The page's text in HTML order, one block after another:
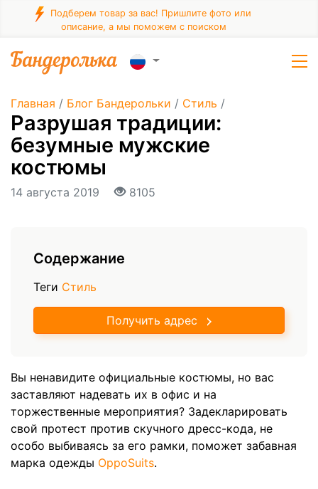
Подберем товар за вас! Пришлите фото или
описание, а мы поможем с поиском
Главная / Блог Бандерольки / Стиль /
Разрушая традиции:
безумные мужские
костюмы
14 августа 2019 8105
Содержание
Теги Стиль
Получить адрес
Вы ненавидите официальные костюмы, но вас
заставляют надевать их в офис и на
торжественные мероприятия? Задекларировать
свой протест против скучного дресс-кода, не
особо выбиваясь за его рамки, поможет забавная
марка одежды OppoSuits.